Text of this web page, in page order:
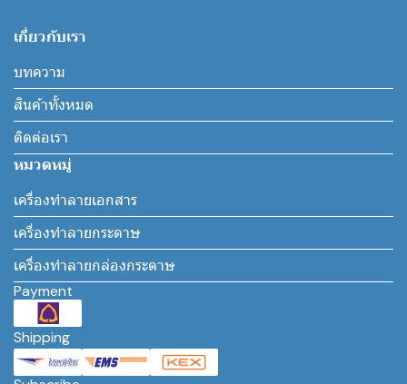
เกี่ยวกับเรา
บทความ
สินค้าทั้งหมด
ติดต่อเรา
หมวดหมู่
เครื่องทำลายเอกสาร
เครื่องทำลายกระดาษ
เครื่องทำลายกล่องกระดาษ
Payment
Shipping